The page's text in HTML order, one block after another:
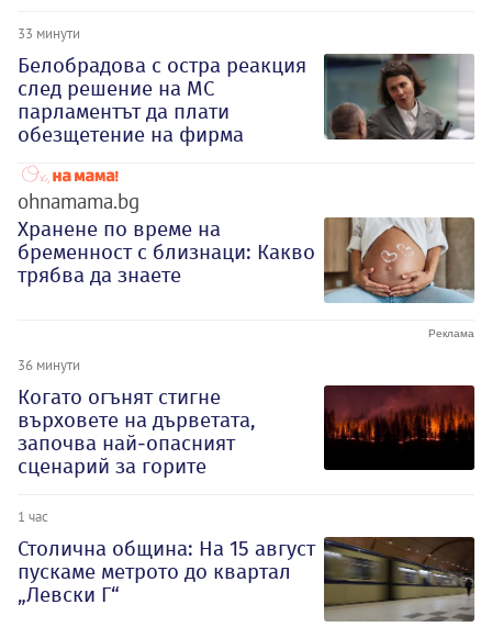
33 минути
Белобрадова с остра реакция
след решение на МС
парламентът да плати
обезщетение на фирма
ohnamama.bg
Хранене по време на
бременност с близнаци: Какво
трябва да знаете
36 минути
Когато огънят стигне
върховете на дърветата,
започва най-опасният
сценарий за горите
1 час
Столична община: На 15 август
пускаме метрото до квартал
„Левски Г“